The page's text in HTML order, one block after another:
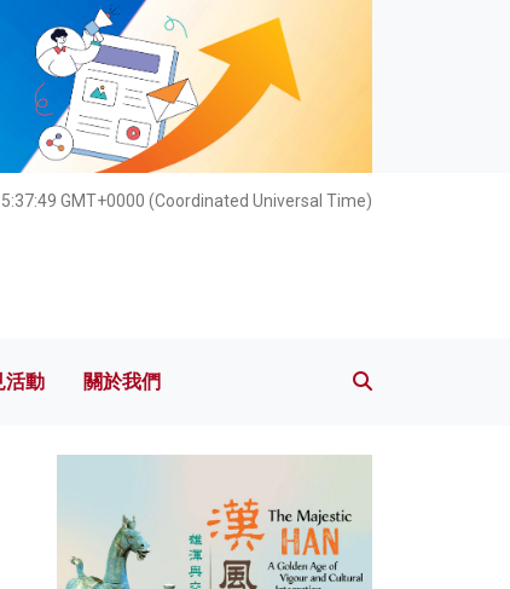
GMT+0000 (Coordinated Universal Time)
灼見活動 關於我們
活動 關於我們